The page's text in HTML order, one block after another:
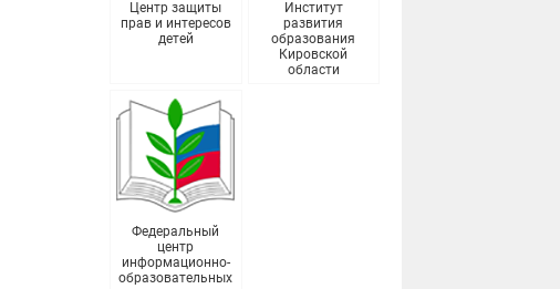
Центр защиты
прав и интересов
детей
Институт
развития
образования
Кировской
области
Федеральный
центр
информационно-
образовательных